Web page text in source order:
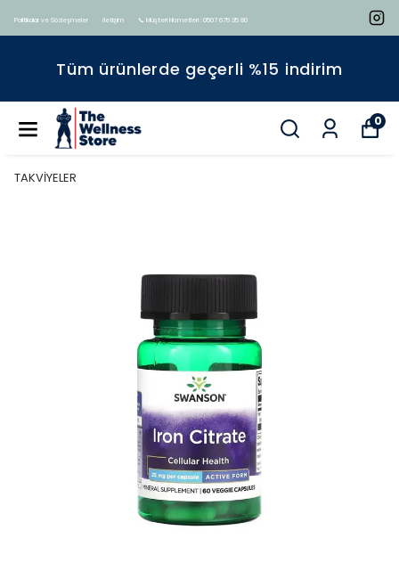
Politikalar ve Sözleşmeler İletişim 📞 Müşteri Hizmetleri : 0507 675 35 80
Tüm ürünlerde geçerli %15 indirim
0
TAKVİYELER